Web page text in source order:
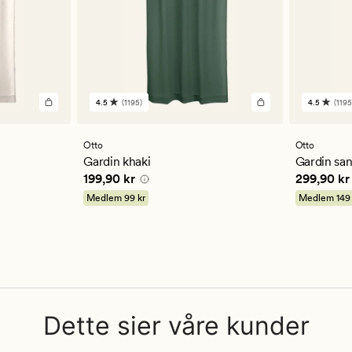
1195
en
gjennomsnittlig
vurdering
på
4.5
4.5 (1195)
Otto
Gardin khaki
Pris 199,90 kr
199,90 kr
Medlem99 kr
1195
en
på
4.5
4.5
Otto
Gardin
Pris
299,90 kr
Medlem
Dette sier våre kunder